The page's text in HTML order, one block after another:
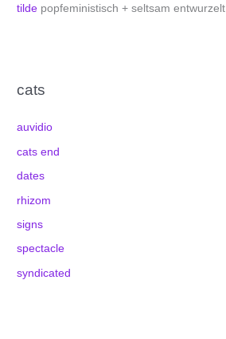
tilde popfeministisch + seltsam entwurzelt
cats
auvidio
cats end
dates
rhizom
signs
spectacle
syndicated